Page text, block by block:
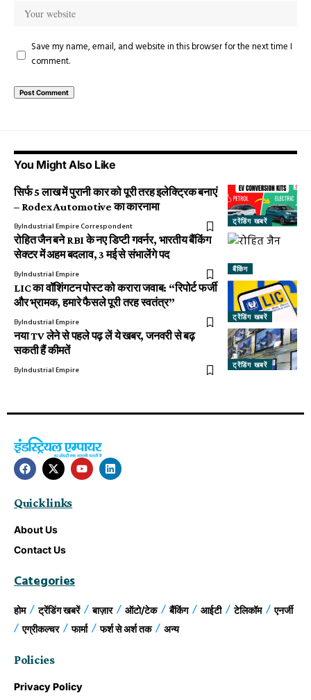
Save my name, email, and website in this browser for the next time I
comment.
You Might Also Like
ट्रेंडिंग खबरें
सिर्फ 5 लाख में पुरानी कार को पूरी तरह इलेक्ट्रिक बनाएं
– Rodex Automotive का कारनामा
ByIndustrial Empire Correspondent
बैंकिंग
रोहित जैन बने RBI के नए डिप्टी गवर्नर, भारतीय बैंकिंग
सेक्टर में अहम बदलाव, 3 मई से संभालेंगे पद
ByIndustrial Empire
ट्रेंडिंग खबरें
LIC का वॉशिंगटन पोस्ट को करारा जवाब: “रिपोर्ट फर्जी
और भ्रामक, हमारे फैसले पूरी तरह स्वतंत्र”
ByIndustrial Empire
ट्रेंडिंग खबरें
नया TV लेने से पहले पढ़ लें ये खबर, जनवरी से बढ़
सकती हैं कीमतें
ByIndustrial Empire
Quick links
About Us
Contact Us
Categories
होम ट्रेंडिंग खबरें बाज़ार ऑटो/टेक बैंकिंग आईटी टेलिकॉम
एनर्जी
एग्रीकल्चर
फार्मा फर्श से अर्श तक अन्य
Policies
Privacy Policy